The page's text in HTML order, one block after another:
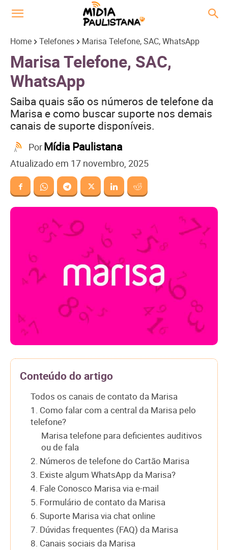
Home Telefones Marisa Telefone, SAC, WhatsApp
Marisa Telefone, SAC,
WhatsApp
Saiba quais são os números de telefone da
Marisa e como buscar suporte nos demais
canais de suporte disponíveis.
PorMídia Paulistana
Atualizado em 17 novembro, 2025
Conteúdo do artigo
Todos os canais de contato da Marisa
1. Como falar com a central da Marisa pelo
telefone?
Marisa telefone para deficientes auditivos
ou de fala
2. Números de telefone do Cartão Marisa
3. Existe algum WhatsApp da Marisa?
4. Fale Conosco Marisa via e-mail
5. Formulário de contato da Marisa
6. Suporte Marisa via chat online
7. Dúvidas frequentes (FAQ) da Marisa
8. Canais sociais da Marisa